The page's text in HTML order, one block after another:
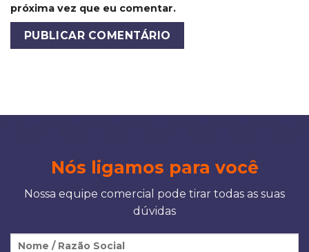
próxima vez que eu comentar.
Nós ligamos para você
Nossa equipe comercial pode tirar todas as suas
dúvidas